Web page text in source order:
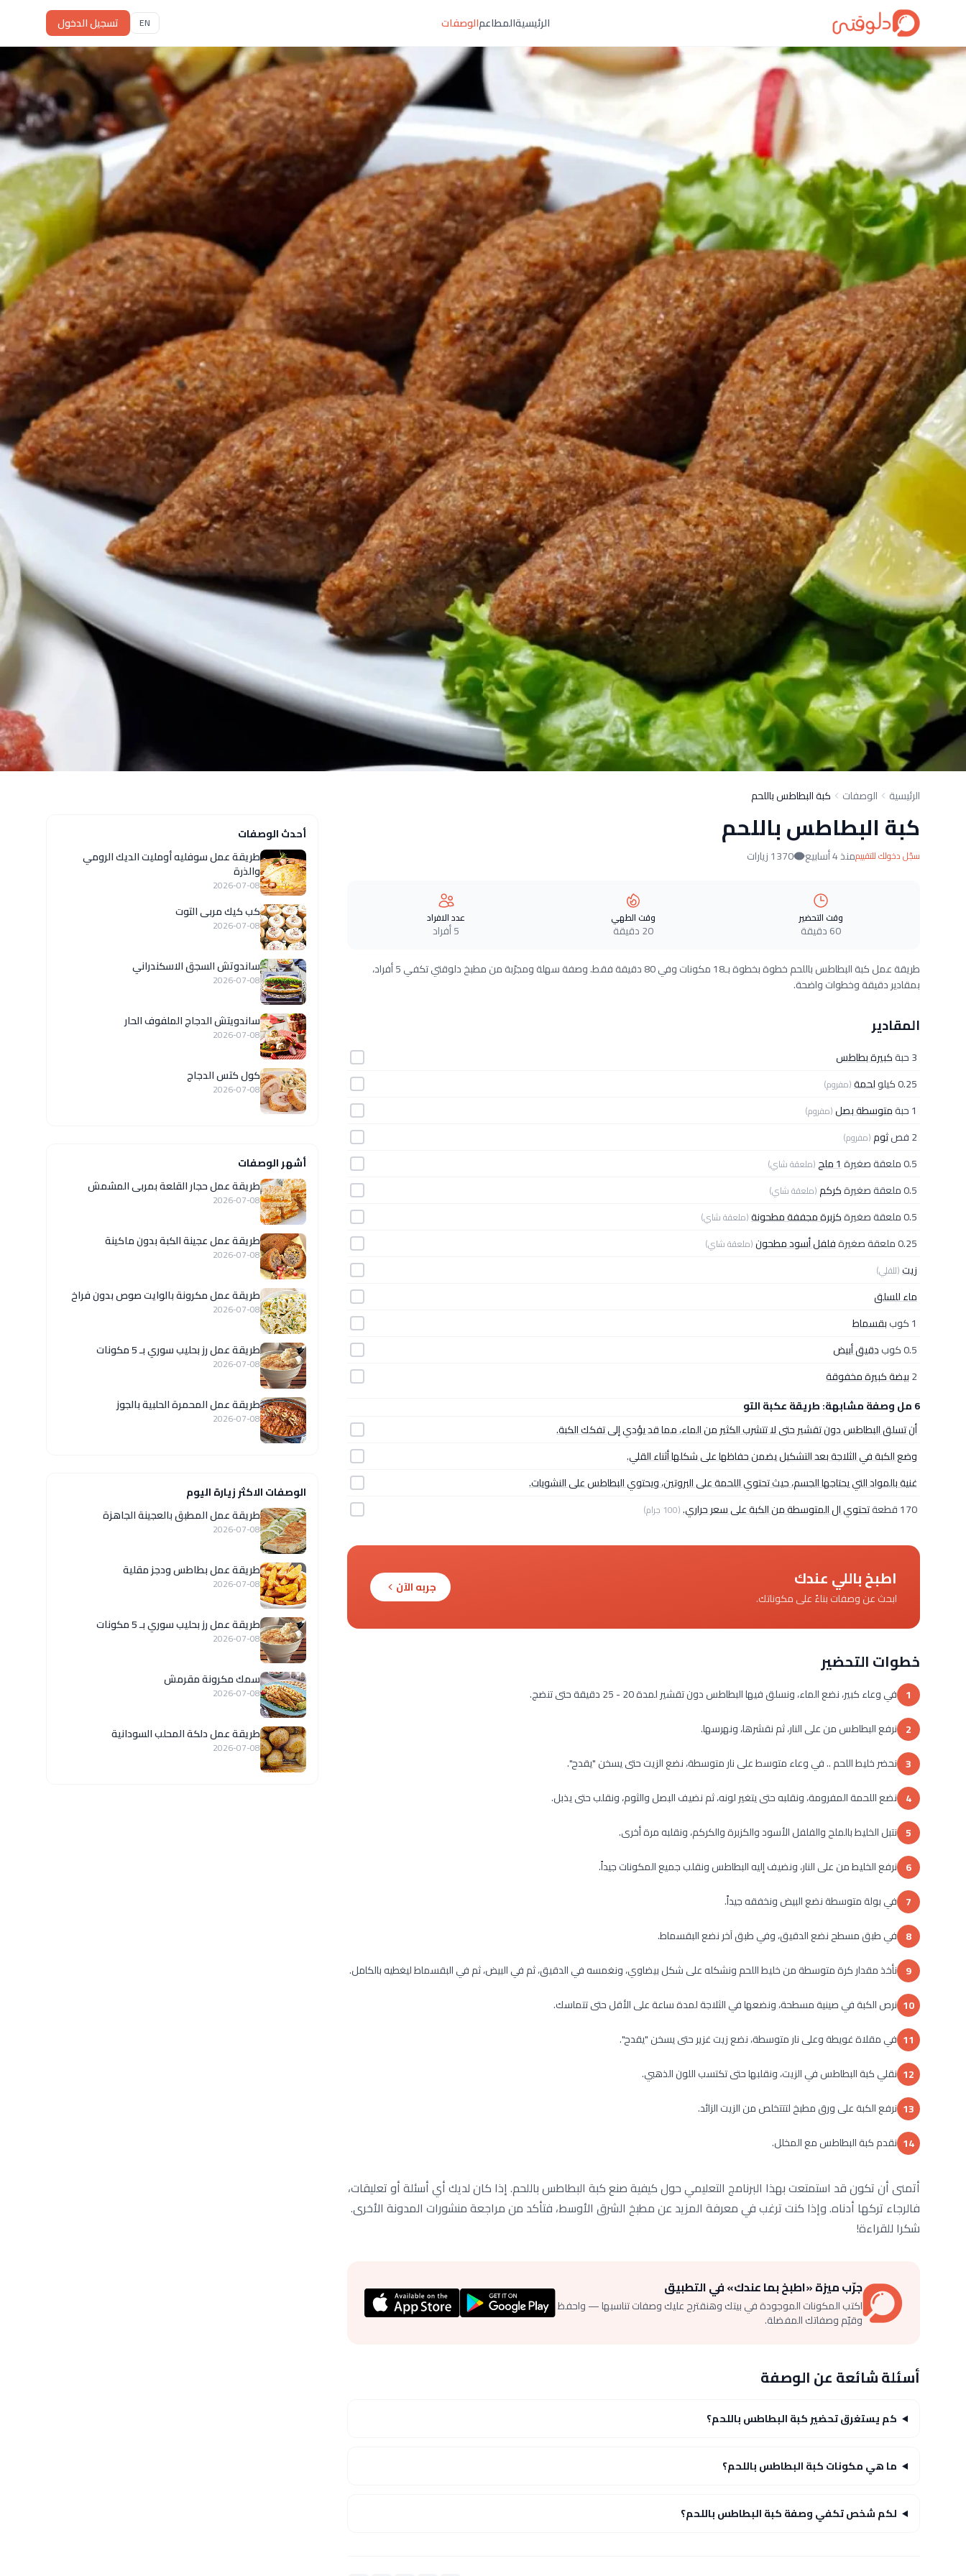
الرئيسيةالمطاعمالوصفات EN تسجيل الدخول
الرئيسية الوصفات كبة البطاطس باللحم
كبة البطاطس باللحم
سجّل دخولك للتقييممنذ 4 أسابيع 1370 زيارات
وقت التحضير
60 دقيقة
وقت الطهي
20 دقيقة
عدد الافراد
5 أفراد
طريقة عمل كبة البطاطس باللحم خطوة بخطوة بـ18 مكونات وفي 80 دقيقة فقط. وصفة سهلة ومجرّبة من مطبخ دلوقتي تكفي 5 أفراد،
بمقادير دقيقة وخطوات واضحة.
المقادير
3 حبة
كبيرة بطاطس
0.25 كيلو
لحمة(مفروم)
1 حبة متوسطة بصل(مفروم)
2 فص ثوم(مفروم)
0.5 ملعقة صغيرة 1 ملح (ملعقة شاي)
0.5 ملعقة صغيرة كركم(ملعقة شاي)
0.5 ملعقة صغيرة كزبرة مجففة مطحونة(ملعقة شاي)
0.25 ملعقة صغيرة فلفل أسود مطحون(ملعقة شاي)
زيت(للقلي)
ماء للسلق
1 كوب
بقسماط
0.5 كوب
دقيق أبيض
2بيضة كبيرة مخفوقة
6 مل وصفة مشابهة: طريقة عكبة التو
أن تسلق البطاطس دون تقشير حتى لا تتشرب الكثير من الماء، مما قد يؤدي إلى تفكك الكبة.
وضع الكبة في الثلاجة بعد التشكيل يضمن حفاظها على شكلها أثناء القلي.
غنية بالمواد التي يحتاجها الجسم، حيث تحتوي اللحمة على البروتين، ويحتوي البطاطس على النشويات.
170 قطعة
تحتوي ال المتوسطة من الكبة على سعر حراري.(100 جرام)
اطبخ باللي عندك
ابحث عن وصفات بناءً على مكوناتك.
جربه الآن
خطوات التحضير
1 في وعاء كبير، نضع الماء، ونسلق فيها البطاطس دون تقشير لمدة 20 - 25 دقيقة حتى تنضج.
2 نرفع البطاطس من على النار، ثم نقشرها، ونهرسها.
3 نحضر خليط اللحم .. في وعاء متوسط على نار متوسطة، نضع الزيت حتى يسخن "يقدح".
4 نضع اللحمة المفرومة، ونقلبه حتى يتغير لونه، ثم نضيف البصل والثوم، ونقلب حتى يذبل.
5 نتبل الخليط بالملح والفلفل الأسود والكزبرة والكركم، ونقلبه مرة أخرى.
6 نرفع الخليط من على النار، ونضيف إليه البطاطس ونقلب جميع المكونات جيداً.
7 في بولة متوسطة نضع البيض ونخفقه جيداً.
8 في طبق مسطح نضع الدقيق، وفي طبق آخر نضع البقسماط.
9 نأخذ مقدار كرة متوسطة من خليط اللحم ونشكله على شكل بيضاوي، ونغمسه في الدقيق، ثم في البيض، ثم في البقسماط ليغطيه بالكامل.
10 نرص الكبة في صينية مسطحة، ونضعها في الثلاجة لمدة ساعة على الأقل حتى تتماسك.
11 في مقلاة غويطة وعلى نار متوسطة، نضع زيت غزير حتى يسخن "يقدح".
12 نقلي كبة البطاطس في الزيت، ونقلبها حتى تكتسب اللون الذهبي.
13 نرفع الكبة على ورق مطبخ لتتتخلص من الزيت الزائد.
14 نقدم كبة البطاطس مع المخلل.
أتمنى أن تكون قد استمتعت بهذا البرنامج التعليمي حول كيفية صنع كبة البطاطس باللحم. إذا كان لديك أي أسئلة أو تعليقات،
فالرجاء تركها أدناه. وإذا كنت ترغب في معرفة المزيد عن مطبخ الشرق الأوسط، فتأكد من مراجعة منشورات المدونة الأخرى.
شكرا للقراءة!
جرّب ميزة «اطبخ بما عندك» في التطبيق
اكتب المكونات الموجودة في بيتك وهنقترح عليك وصفات تناسبها — واحفظ
وقيّم وصفاتك المفضلة.
أسئلة شائعة عن الوصفة
كم يستغرق تحضير كبة البطاطس باللحم؟
ما هي مكونات كبة البطاطس باللحم؟
لكم شخص تكفي وصفة كبة البطاطس باللحم؟
أحدث الوصفات
طريقة عمل سوفليه أومليت الديك الرومي
والذرة
2026-07-08
كب كيك مربى التوت
2026-07-08
ساندوتش السجق الاسكندراني
2026-07-08
ساندويتش الدجاج الملفوف الحار
2026-07-08
كول كتس الدجاج
2026-07-08
أشهر الوصفات
طريقة عمل حجار القلعة بمربى المشمش
2026-07-08
طريقة عمل عجينة الكبة بدون ماكينة
2026-07-08
طريقة عمل مكرونة بالوايت صوص بدون فراخ
2026-07-08
طريقة عمل رز بحليب سوري بـ 5 مكونات
2026-07-08
طريقة عمل المحمرة الحلبية بالجوز
2026-07-08
الوصفات الاكثر زيارة اليوم
طريقة عمل المطبق بالعجينة الجاهزة
2026-07-08
طريقة عمل بطاطس ودجز مقلية
2026-07-08
طريقة عمل رز بحليب سوري بـ 5 مكونات
2026-07-08
سمك مكرونة مقرمش
2026-07-08
طريقة عمل دلكة المحلب السودانية
2026-07-08